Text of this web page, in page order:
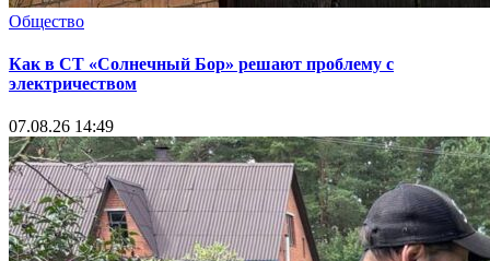
Общество
Как в СТ «Солнечный Бор» решают проблему с
электричеством
07.08.26 14:49